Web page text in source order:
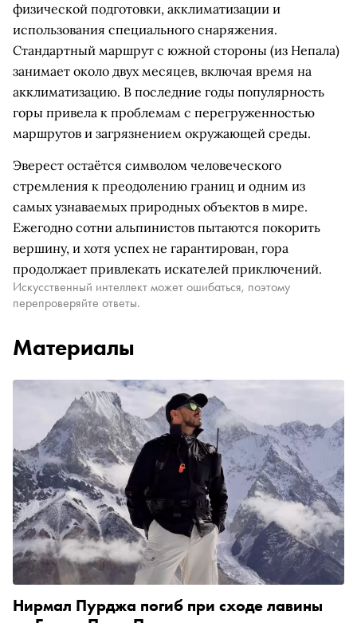
физической подготовки, акклиматизации и
использования специального снаряжения.
Стандартный маршрут с южной стороны (из Непала)
занимает около двух месяцев, включая время на
акклиматизацию. В последние годы популярность
горы привела к проблемам с перегруженностью
маршрутов и загрязнением окружающей среды.
Эверест остаётся символом человеческого
стремления к преодолению границ и одним из
самых узнаваемых природных объектов в мире.
Ежегодно сотни альпинистов пытаются покорить
вершину, и хотя успех не гарантирован, гора
продолжает привлекать искателей приключений.
Искусственный интеллект может ошибаться, поэтому
перепроверяйте ответы.
Материалы
Нирмал Пурджа погиб при сходе лавины